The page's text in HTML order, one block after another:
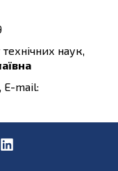
наук,
E-mail: